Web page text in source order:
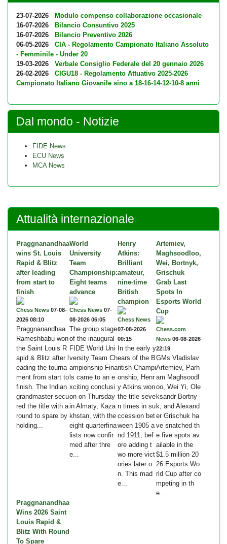
23-07-2026
Modulo compenso collaborazione occasionale
16-07-2026
Bilancio Consuntivo 2025
16-07-2026
Bilancio Preventivo 2026
06-05-2026
CIA - Regolamento Campionato Italiano Assoluto
- Femminile - Under 20
19-03-2026
Verbale Consiglio Federale del 20 gennaio 2026
26-02-2026
CIGU18 - Regolamento Attuativo 2025-2026
Campionato Italiano Giovanile sino a 18-16-14-12-10-8 anni
Dal mondo - Notizie
FIDE News
ECU News
MCA News
Attualità internazionale
Praggnanandhaa
wins St. Louis
Rapid & Blitz
after leading
from start to
finish
Chess News 07-08-
2026 08:10
Praggnanandhaa
Rameshbabu won
the Saint Louis R
apid & Blitz after l
eading the tourna
ment from start to
finish. The Indian
grandmaster secu
red the title with a
round to spare by
holding...
World
University
Team
Championship:
Eight teams
advance
Chess News 07-
08-2026 06:05
The group stage
of the inaugural
FIDE World Uni
versity Team Ch
ampionship Fina
ls came to an e
xciting conclusi
on on Thursday
in Almaty, Kaza
khstan, with the
eight quarterfina
lists now confir
med after thre
e...
Henry
Atkins:
Brilliant
amateur,
nine-time
British
champion
Chess News
07-08-2026
00:15
In the early y
ears of the B
ritish Champi
onship, Henr
y Atkins won
the title seve
n times in su
ccession bet
ween 1905 a
nd 1911, bef
ore adding t
wo more vict
ories later o
n. This mad
e...
Artemiev,
Maghsoodloo,
Wei, Bortnyk,
Grischuk
Grab Last
Spots In
Esports World
Cup
Chess.com
News 06-08-2026
22:19
GMs Vladislav
Artemiev, Parh
am Maghsoodl
oo, Wei Yi, Ole
ksandr Bortny
k, and Alexand
er Grischuk ha
ve snatched th
e five spots av
ailable in the
$1.5 million 20
26 Esports Wo
rld Cup after co
mpeting in th
e...
Praggnanandhaa
Wins 2026 Saint
Louis Rapid &
Blitz With Round
To Spare